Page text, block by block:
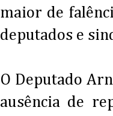
maior de
deputados e
O Deputado
ausência de